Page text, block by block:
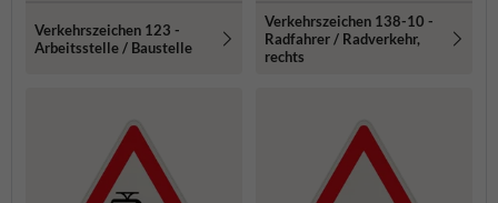
Verkehrszeichen 123 -
Arbeitsstelle / Baustelle
Verkehrszeichen 138-10 -
Radfahrer / Radverkehr,
rechts